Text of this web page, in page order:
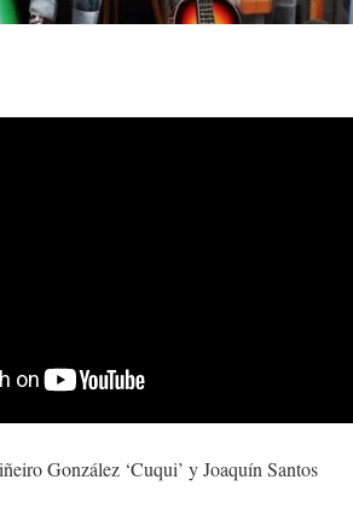
González ‘Cuqui’ y Joaquín Santos